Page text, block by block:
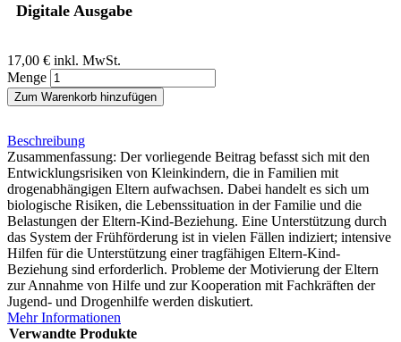
Digitale Ausgabe
17,00 € inkl. MwSt.
Menge
Zum Warenkorb hinzufügen
Beschreibung
Zusammenfassung: Der vorliegende Beitrag befasst sich mit den
Entwicklungsrisiken von Kleinkindern, die in Familien mit
drogenabhängigen Eltern aufwachsen. Dabei handelt es sich um
biologische Risiken, die Lebenssituation in der Familie und die
Belastungen der Eltern-Kind-Beziehung. Eine Unterstützung durch
das System der Frühförderung ist in vielen Fällen indiziert; intensive
Hilfen für die Unterstützung einer tragfähigen Eltern-Kind-
Beziehung sind erforderlich. Probleme der Motivierung der Eltern
zur Annahme von Hilfe und zur Kooperation mit Fachkräften der
Jugend- und Drogenhilfe werden diskutiert.
Mehr Informationen
Verwandte Produkte